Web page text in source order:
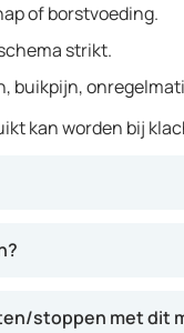
of borstvoeding.
strikt.
buikpijn,
kan worden bij
stoppen met dit